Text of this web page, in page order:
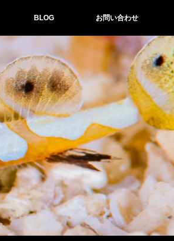
BLOG お問い合わせ